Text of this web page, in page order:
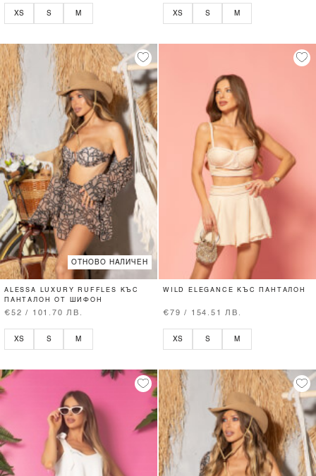
XS S M XS S M
ОТНОВО НАЛИЧЕН
ALESSA LUXURY RUFFLES КЪС
ПАНТАЛОН ОТ ШИФОН
€52 / 101.70 ЛВ.
XS S M
WILD ELEGANCE КЪС ПАНТАЛОН
€79 / 154.51 ЛВ.
XS S M